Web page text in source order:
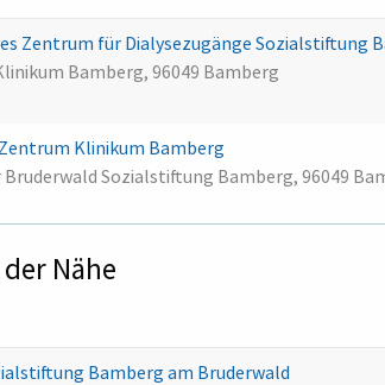
Zentrum für Dialysezugänge Sozialstiftung
Bamberg, 96049 Bamberg
Klinikum Bamberg
Bruderwald Sozialstiftung Bamberg, 96049
Nähe
Bamberg am Bruderwald